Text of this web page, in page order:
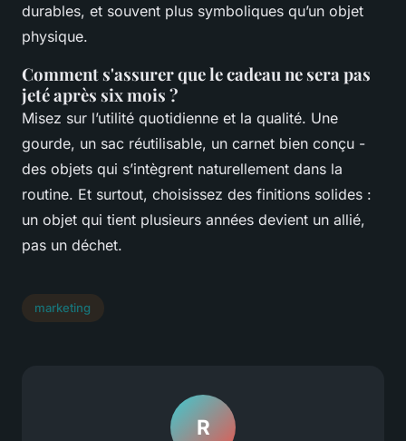
durables, et souvent plus symboliques qu’un objet
physique.
Comment s'assurer que le cadeau ne sera pas
jeté après six mois ?
Misez sur l’utilité quotidienne et la qualité. Une
gourde, un sac réutilisable, un carnet bien conçu -
des objets qui s’intègrent naturellement dans la
routine. Et surtout, choisissez des finitions solides :
un objet qui tient plusieurs années devient un allié,
pas un déchet.
marketing
R